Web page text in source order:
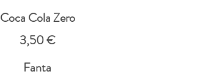
Coca Cola Zero
3,50 €
Fanta